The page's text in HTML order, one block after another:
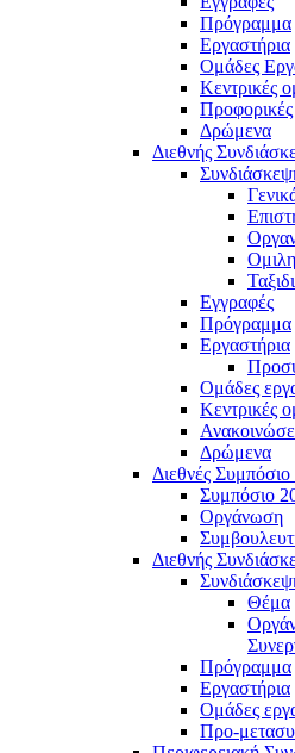
Πρόγραμμα
Εργαστήρια
Ομάδες
Κεντρικές
Δρώμενα
Διεθνής
Εγγραφές
Πρόγραμμα
Εργαστήρια
Ομάδες
Κεντρικές
Δρώμενα
Διεθνές
Συμπόσιο
Οργάνωση
Διεθνής
Θέμα
Πρόγραμμα
Εργαστήρια
Ομάδες
Προ-